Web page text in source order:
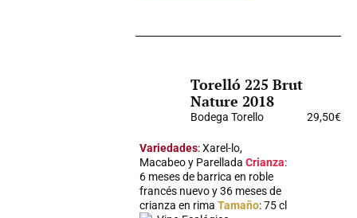
Torelló 225 Brut
Nature 2018
Bodega Torello 29,50€
Variedades: Xarel-lo,
Macabeo y Parellada Crianza:
6 meses de barrica en roble
francés nuevo y 36 meses de
crianza en rima Tamaño: 75 cl